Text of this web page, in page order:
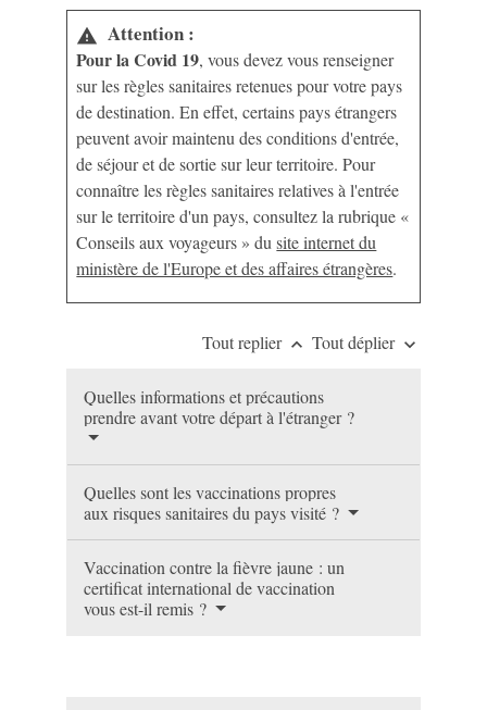
warning Attention :
Pour la Covid 19, vous devez vous renseigner
sur les règles sanitaires retenues pour votre pays
de destination. En effet, certains pays étrangers
peuvent avoir maintenu des conditions d'entrée,
de séjour et de sortie sur leur territoire. Pour
connaître les règles sanitaires relatives à l'entrée
sur le territoire d'un pays, consultez la rubrique «
Conseils aux voyageurs » dusite internet du
ministère de l'Europe et des affaires étrangères.
Tout replier keyboard_arrow_up Tout déplier keyboard_arrow_down
Quelles informations et précautions
prendre avant votre départ à l'étranger ?
Quelles sont les vaccinations propres
aux risques sanitaires du pays visité ?
Vaccination contre la fièvre jaune : un
certificat international de vaccination
vous est-il remis ?